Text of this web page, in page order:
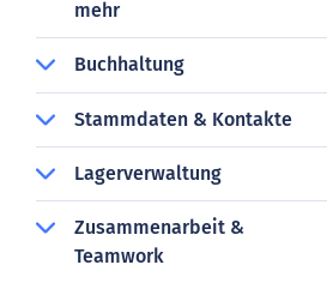
mehr
Buchhaltung
Stammdaten & Kontakte
Lagerverwaltung
Zusammenarbeit &
Teamwork